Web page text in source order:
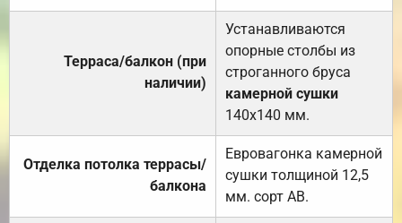
Терраса/балкон (при
наличии)
Устанавливаются
опорные столбы из
строганного бруса
камерной сушки
140х140 мм.
Отделка потолка террасы/
балкона
Евровагонка камерной
сушки толщиной 12,5
мм. сорт АВ.